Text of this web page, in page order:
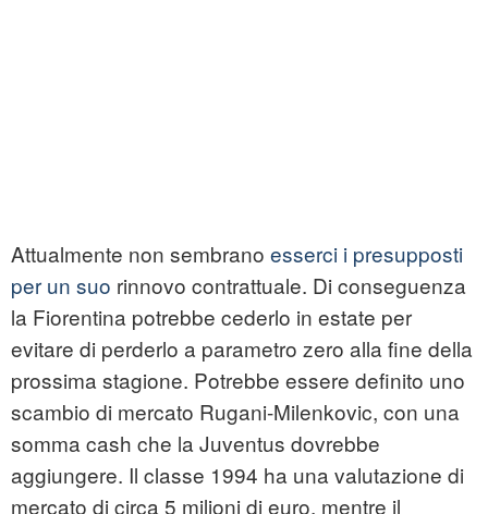
Attualmente non sembrano esserci i presupposti
per un suo rinnovo contrattuale. Di conseguenza
la Fiorentina potrebbe cederlo in estate per
evitare di perderlo a parametro zero alla fine della
prossima stagione. Potrebbe essere definito uno
scambio di mercato Rugani-Milenkovic, con una
somma cash che la Juventus dovrebbe
aggiungere. Il classe 1994 ha una valutazione di
mercato di circa 5 milioni di euro, mentre il